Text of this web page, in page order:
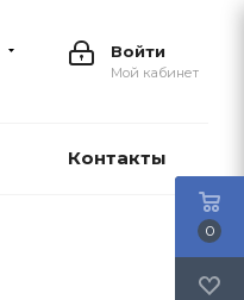
Войти
Мой кабинет
Контакты
0